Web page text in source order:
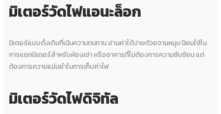
มิเตอร์วัดไฟแอนะล็อก
มิเตอร์แบบดั้งเดิมที่เน้นความทนทาน อ่านค่าได้ง่ายด้วยจานหมุน นิยมใช้ใน
การแยกมิเตอร์สำหรับห้องเช่า หรืออาคารที่ไม่ต้องการความซับซ้อน แต่
ต้องการความแม่นยำในการเก็บค่าไฟ
มิเตอร์วัดไฟดิจิทัล